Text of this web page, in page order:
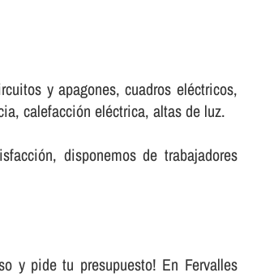
y apagones, cuadros eléctricos,
calefacción eléctrica, altas de luz.
disponemos de trabajadores
y pide tu presupuesto! En Fervalles